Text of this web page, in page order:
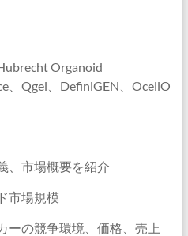
Organoid
、Qgel、DefiniGEN、OcellO
、市場概要を紹介
市場規模
ーの競争環境、価格、売上